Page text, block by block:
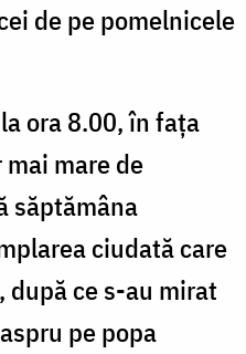
de pe pomelnicele
ora 8.00, în fața
mare de
săptămâna
ciudată care
după ce s-au mirat
pe popa